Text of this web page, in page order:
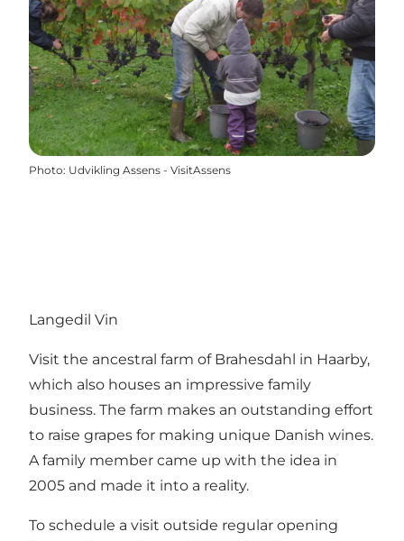
Photo: Udvikling Assens - VisitAssens
Langedil Vin
Visit the ancestral farm of Brahesdahl in Haarby,
which also houses an impressive family
business. The farm makes an outstanding effort
to raise grapes for making unique Danish wines.
A family member came up with the idea in
2005 and made it into a reality.
To schedule a visit outside regular opening